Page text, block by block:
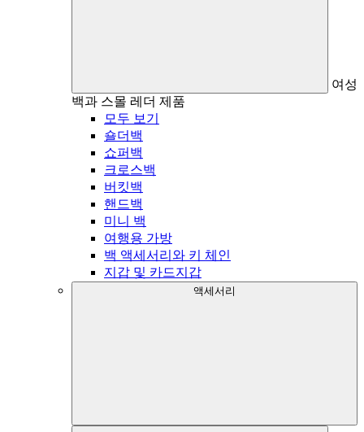
여성
백과 스몰 레더 제품
모두 보기
숄더백
쇼퍼백
크로스백
버킷백
핸드백
미니 백
여행용 가방
백 액세서리와 키 체인
지갑 및 카드지갑
액세서리